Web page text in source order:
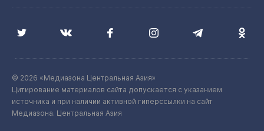
© 2026 «Медиазона Центральная Азия»
Цитирование материалов сайта допускается с указанием
источника и при наличии активной гиперссылки на сайт
Медиазона. Центральная Азия